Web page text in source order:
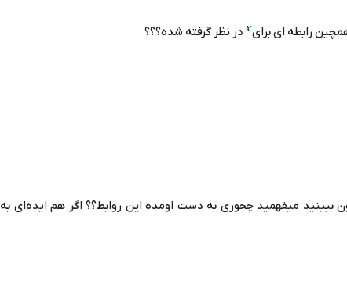
رابطه ای برای در نظر گرفته شده؟؟؟
ببینید میفهمید چجوری به دست اومده این روابط؟؟ اگر هم ایده‌ای به